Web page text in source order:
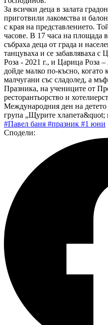
За всички деца в залата
приготвили лакомства и
с края на представлението.
часове. В 17 часа на площада
събраха деца от града и
танцуваха и се забавляваха с
Роза - 2021 г., и Царица Роза
дойде малко по-късно, когато
малчугани със сладолед, а
Празника, на учениците от
ресторантьорство и
Международния ден на детето
група „Щурите
#Павел баня #празник #1 юни
Сподели: